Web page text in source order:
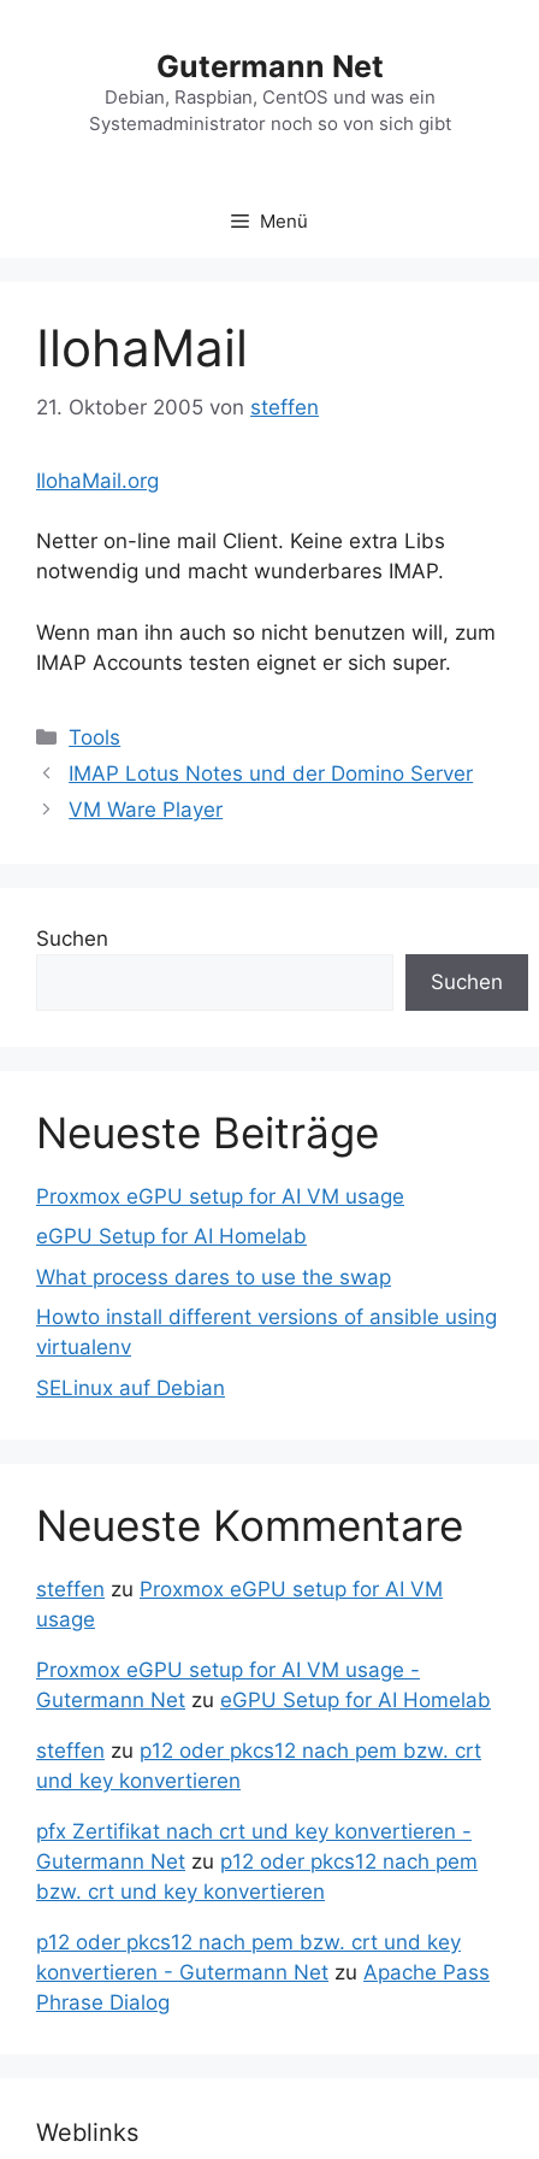
Gutermann Net
Debian, Raspbian, CentOS und was ein
Systemadministrator noch so von sich gibt
Menü
IlohaMail
21. Oktober 2005 von steffen
IlohaMail.org
Netter on-line mail Client. Keine extra Libs
notwendig und macht wunderbares IMAP.
Wenn man ihn auch so nicht benutzen will, zum
IMAP Accounts testen eignet er sich super.
Kategorien
Tools
IMAP Lotus Notes und der Domino Server
VM Ware Player
Suchen
Suchen
Neueste Beiträge
Proxmox eGPU setup for AI VM usage
eGPU Setup for AI Homelab
What process dares to use the swap
Howto install different versions of ansible using
virtualenv
SELinux auf Debian
Neueste Kommentare
steffen zu Proxmox eGPU setup for AI VM
usage
Proxmox eGPU setup for AI VM usage -
Gutermann Net zu eGPU Setup for AI Homelab
steffen zu p12 oder pkcs12 nach pem bzw. crt
und key konvertieren
pfx Zertifikat nach crt und key konvertieren -
Gutermann Net zu p12 oder pkcs12 nach pem
bzw. crt und key konvertieren
p12 oder pkcs12 nach pem bzw. crt und key
konvertieren - Gutermann Net zu Apache Pass
Phrase Dialog
Weblinks